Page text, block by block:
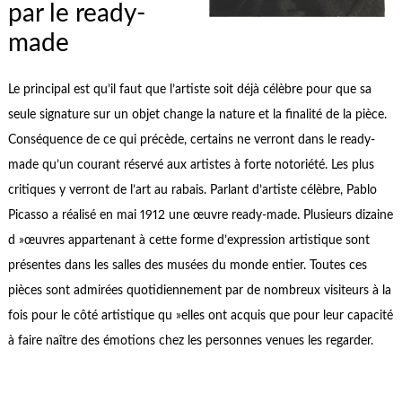
par le ready-
made
Le principal est qu’il faut que l’artiste soit déjà célèbre pour que sa
seule signature sur un objet change la nature et la finalité de la pièce.
Conséquence de ce qui précède, certains ne verront dans le ready-
made qu’un courant réservé aux artistes à forte notoriété. Les plus
critiques y verront de l’art au rabais. Parlant d’artiste célèbre, Pablo
Picasso a réalisé en mai 1912 une œuvre ready-made. Plusieurs dizaine
d »œuvres appartenant à cette forme d’expression artistique sont
présentes dans les salles des musées du monde entier. Toutes ces
pièces sont admirées quotidiennement par de nombreux visiteurs à la
fois pour le côté artistique qu »elles ont acquis que pour leur capacité
à faire naître des émotions chez les personnes venues les regarder.